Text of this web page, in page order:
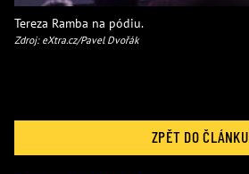
Tereza Ramba na pódiu.
Zdroj: eXtra.cz/Pavel Dvořák
ZPĚT DO ČLÁNKU